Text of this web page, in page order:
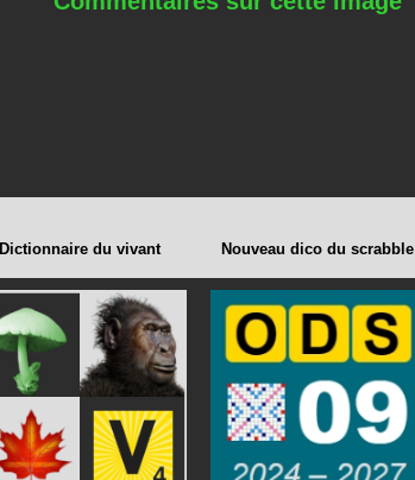
Dictionnaire du vivant Nouveau dico du scrabble